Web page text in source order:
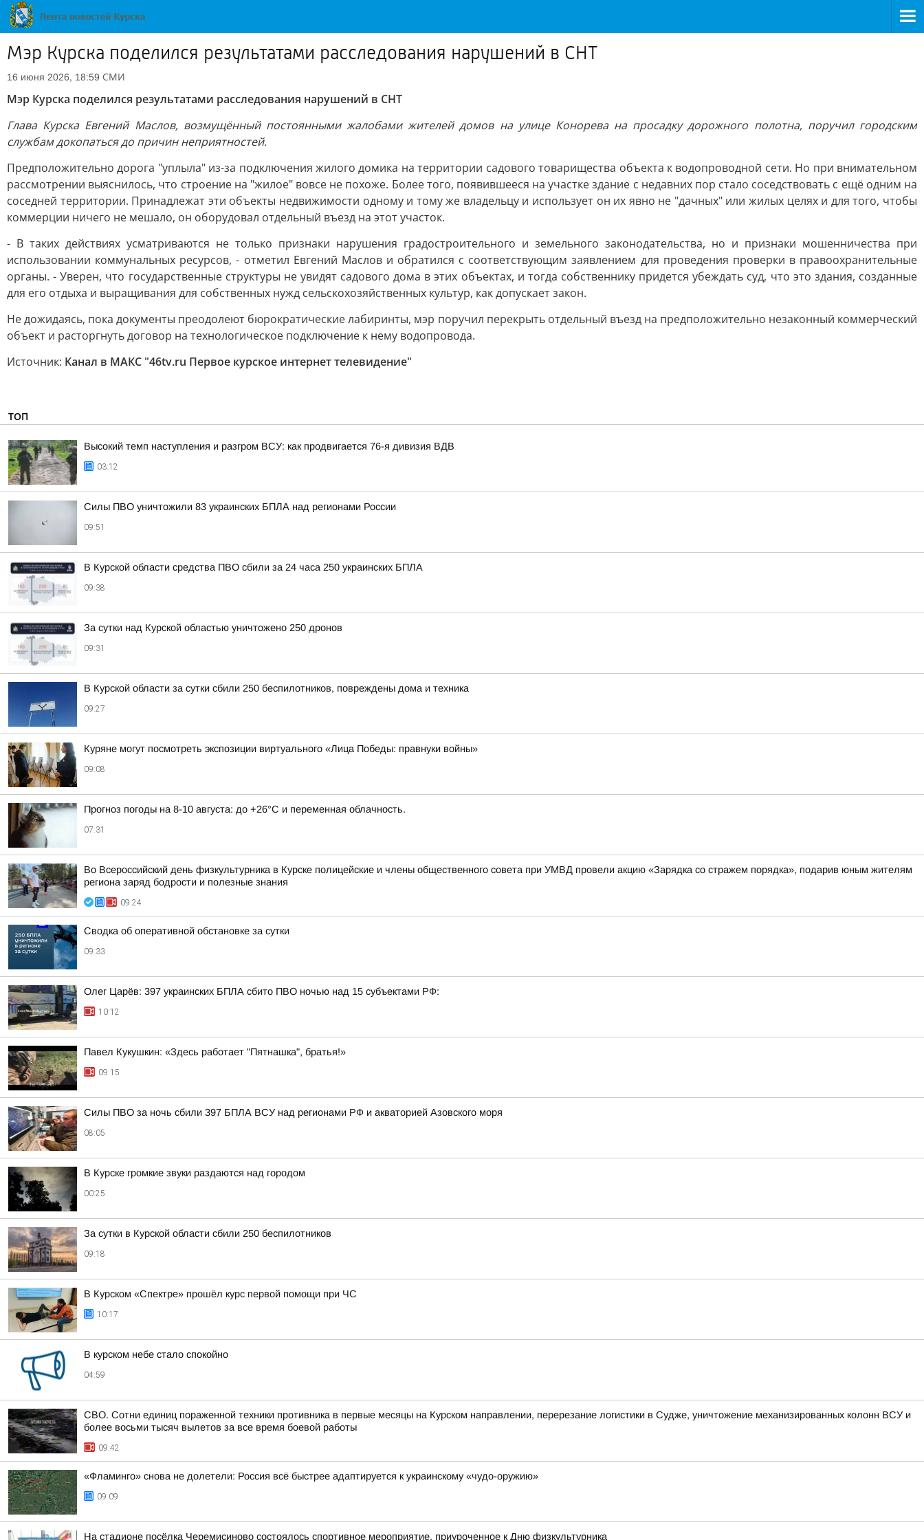
Мэр Курска поделился результатами расследования нарушений в СНТ
16 июня 2026, 18:59 СМИ
Мэр Курска поделился результатами расследования нарушений в СНТ
Глава Курска Евгений Маслов, возмущённый постоянными жалобами жителей домов на улице Конорева на просадку дорожного полотна, поручил городским
службам докопаться до причин неприятностей.
Предположительно дорога "уплыла" из-за подключения жилого домика на территории садового товарищества объекта к водопроводной сети. Но при внимательном
рассмотрении выяснилось, что строение на "жилое" вовсе не похоже. Более того, появившееся на участке здание с недавних пор стало соседствовать с ещё одним на
соседней территории. Принадлежат эти объекты недвижимости одному и тому же владельцу и использует он их явно не "дачных" или жилых целях и для того, чтобы
коммерции ничего не мешало, он оборудовал отдельный въезд на этот участок.
- В таких действиях усматриваются не только признаки нарушения градостроительного и земельного законодательства, но и признаки мошенничества при
использовании коммунальных ресурсов, - отметил Евгений Маслов и обратился с соответствующим заявлением для проведения проверки в правоохранительные
органы. - Уверен, что государственные структуры не увидят садового дома в этих объектах, и тогда собственнику придется убеждать суд, что это здания, созданные
для его отдыха и выращивания для собственных нужд сельскохозяйственных культур, как допускает закон.
Не дожидаясь, пока документы преодолеют бюрократические лабиринты, мэр поручил перекрыть отдельный въезд на предположительно незаконный коммерческий
объект и расторгнуть договор на технологическое подключение к нему водопровода.
Источник: Канал в МАКС "46tv.ru Первое курское интернет телевидение"
ТОП
Высокий темп наступления и разгром ВСУ: как продвигается 76-я дивизия ВДВ
03:12
Силы ПВО уничтожили 83 украинских БПЛА над регионами России
09:51
В Курской области средства ПВО сбили за 24 часа 250 украинских БПЛА
09:38
За сутки над Курской областью уничтожено 250 дронов
09:31
В Курской области за сутки сбили 250 беспилотников, повреждены дома и техника
09:27
Куряне могут посмотреть экспозиции виртуального «Лица Победы: правнуки войны»
09:08
Прогноз погоды на 8-10 августа: до +26°C и переменная облачность.
07:31
Во Всероссийский день физкультурника в Курске полицейские и члены общественного совета при УМВД провели акцию «Зарядка со стражем порядка», подарив юным жителям
региона заряд бодрости и полезные знания
09:24
Сводка об оперативной обстановке за сутки
09:33
Олег Царёв: 397 украинских БПЛА сбито ПВО ночью над 15 субъектами РФ:
10:12
Павел Кукушкин: «Здесь работает "Пятнашка", братья!»
09:15
Силы ПВО за ночь сбили 397 БПЛА ВСУ над регионами РФ и акваторией Азовского моря
08:05
В Курске громкие звуки раздаются над городом
00:25
За сутки в Курской области сбили 250 беспилотников
09:18
В Курском «Спектре» прошёл курс первой помощи при ЧС
10:17
В курском небе стало спокойно
04:59
СВО. Сотни единиц пораженной техники противника в первые месяцы на Курском направлении, перерезание логистики в Судже, уничтожение механизированных колонн ВСУ и
более восьми тысяч вылетов за все время боевой работы
09:42
«Фламинго» снова не долетели: Россия всё быстрее адаптируется к украинскому «чудо-оружию»
09:09
На стадионе посёлка Черемисиново состоялось спортивное мероприятие, приуроченное к Дню физкультурника